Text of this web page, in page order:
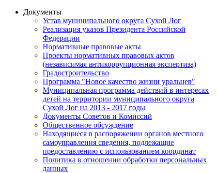
Документы
Устав муниципального округа Сухой Лог
Реализация указов Президента Российской
Федерации
Нормативные правовые акты
Проекты нормативных правовых актов
(независимая антикоррупционная экспертиза)
Градостроительство
Программа "Новое качество жизни уральцев"
Муниципальная программа действий в интересах
детей на территории муниципального округа
Сухой Лог на 2013 - 2017 годы
Документы Советов и Комиссий
Общественное обсуждение
Находящиеся в распоряжении органов местного
самоуправления сведения, подлежащие
предоставлению с использованием координат
Политика в отношении обработки персональных
данных